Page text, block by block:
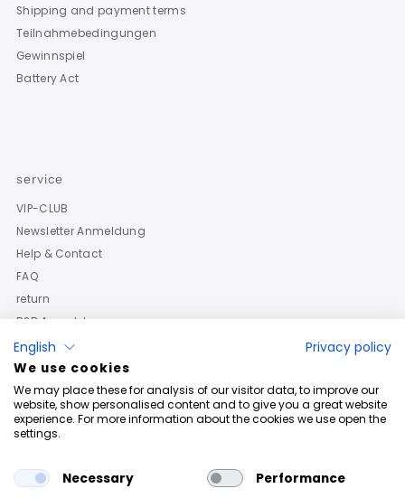
Shipping and payment terms
Teilnahmebedingungen
Gewinnspiel
Battery Act
service
VIP-CLUB
Newsletter Anmeldung
Help & Contact
FAQ
return
B2B Anmeldung
English
Privacy policy
We use cookies
We may place these for analysis of our visitor data, to improve our
website, show personalised content and to give you a great website
experience. For more information about the cookies we use open the
settings.
Necessary Performance